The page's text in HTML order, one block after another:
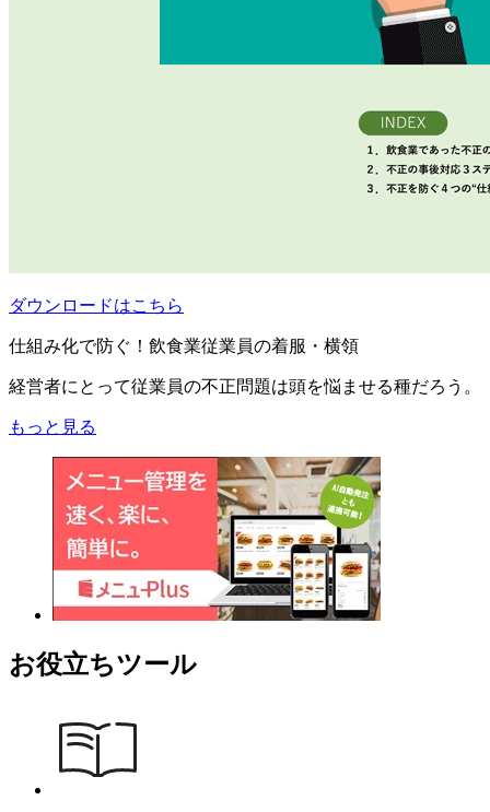
ダウンロードはこちら
仕組み化で防ぐ！飲食業従業員の着服・横領
経営者にとって従業員の不正問題は頭を悩ませる種だろう。
もっと見る
お役立ちツール